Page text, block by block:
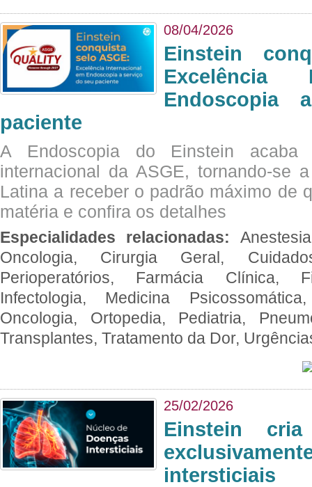
08/04/2026
Einstein
Excelência
Endoscopia
paciente
A Endoscopia do Einstein
internacional da ASGE, tornando-se
Latina a receber o padrão máximo de
matéria e confira os detalhes
Especialidades relacionadas:
Oncologia, Cirurgia Geral,
Perioperatórios, Farmácia Clínica,
Infectologia, Medicina
Oncologia, Ortopedia, Pediatria,
Transplantes, Tratamento da Dor,
25/02/2026
Einstein
intersticiais